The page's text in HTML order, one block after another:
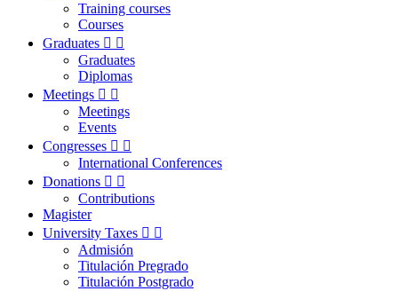
Training courses
Courses
Graduates  
Graduates
Diplomas
Meetings  
Meetings
Events
Congresses  
International Conferences
Donations  
Contributions
Magister
University Taxes  
Admisión
Titulación Pregrado
Titulación Postgrado